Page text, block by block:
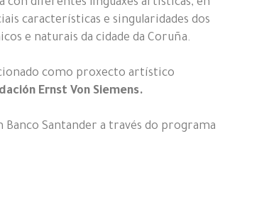
con diferentes linguaxes artísticas, en
características e singularidades dos
e naturais da cidade da Coruña.
como proxecto artístico
Ernst Von Siemens.
Banco Santander a través do programa